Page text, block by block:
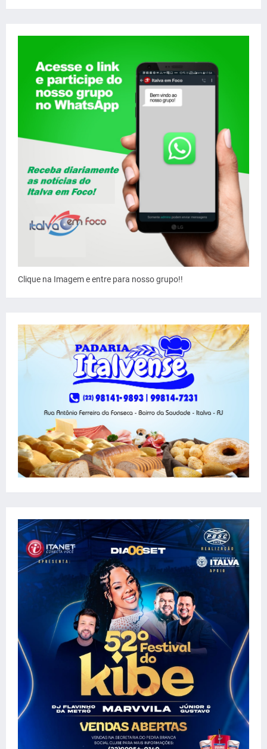
Clique na Imagem e entre para nosso grupo!!